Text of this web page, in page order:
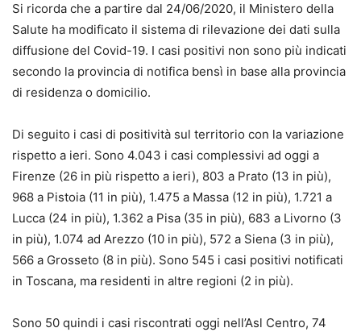
Si ricorda che a partire dal 24/06/2020, il Ministero della
Salute ha modificato il sistema di rilevazione dei dati sulla
diffusione del Covid-19. I casi positivi non sono più indicati
secondo la provincia di notifica bensì in base alla provincia
di residenza o domicilio.
Di seguito i casi di positività sul territorio con la variazione
rispetto a ieri. Sono 4.043 i casi complessivi ad oggi a
Firenze (26 in più rispetto a ieri), 803 a Prato (13 in più),
968 a Pistoia (11 in più), 1.475 a Massa (12 in più), 1.721 a
Lucca (24 in più), 1.362 a Pisa (35 in più), 683 a Livorno (3
in più), 1.074 ad Arezzo (10 in più), 572 a Siena (3 in più),
566 a Grosseto (8 in più). Sono 545 i casi positivi notificati
in Toscana, ma residenti in altre regioni (2 in più).
Sono 50 quindi i casi riscontrati oggi nell’Asl Centro, 74